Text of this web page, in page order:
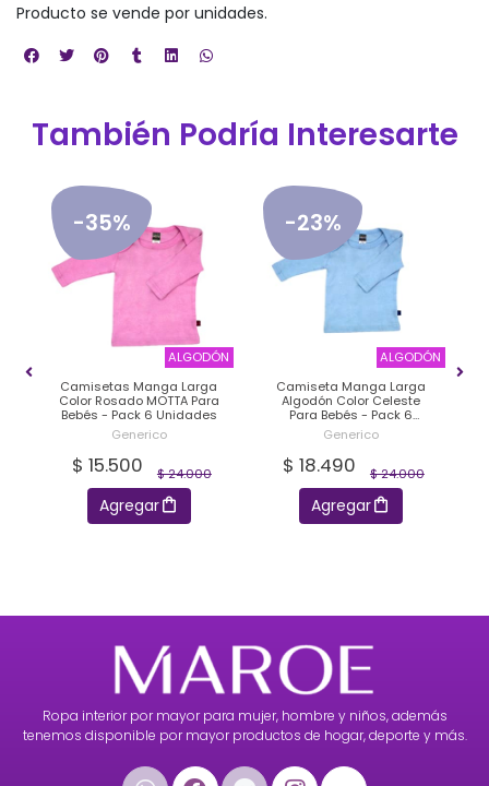
Producto se vende por unidades.
También Podría Interesarte
-35%
ALGODÓN
Camisetas Manga Larga
Color Rosado MOTTA Para
Bebés - Pack 6 Unidades
Generico
$ 24.000
$ 15.500
Agregar
-23%
ALGODÓN
Camiseta Manga Larga
Algodón Color Celeste
Para Bebés - Pack 6
Unidades
Generico
$ 24.000
$ 18.490
Agregar
Ropa interior por mayor para mujer, hombre y niños, además
tenemos disponible por mayor productos de hogar, deporte y más.